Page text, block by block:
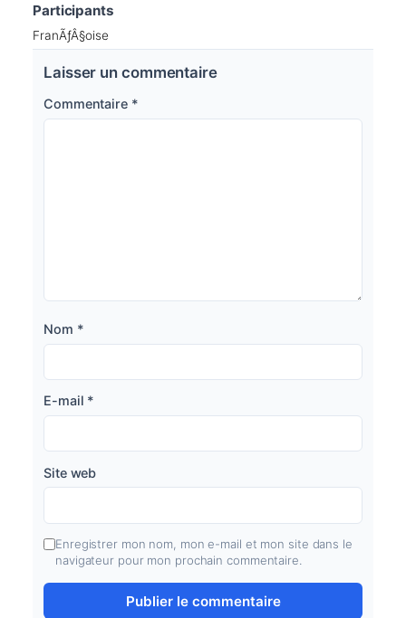
Participants
FranÃƒÂ§oise
Laisser un commentaire
Commentaire *
Nom *
E-mail *
Site web
Enregistrer mon nom, mon e-mail et mon site dans le
navigateur pour mon prochain commentaire.